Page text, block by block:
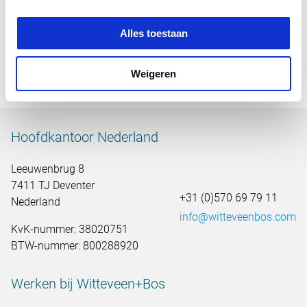
Alles toestaan
Weigeren
het stimuleren en toepassen van nieuwe methoden en
materialen die bijdragen aan duurzame projecten.
Hoofdkantoor Nederland
Leeuwenbrug 8
7411 TJ Deventer
Nederland
KvK-nummer: 38020751
BTW-nummer: 800288920
+31 (0)570 69 79 11
info@witteveenbos.com
Werken bij Witteveen+Bos